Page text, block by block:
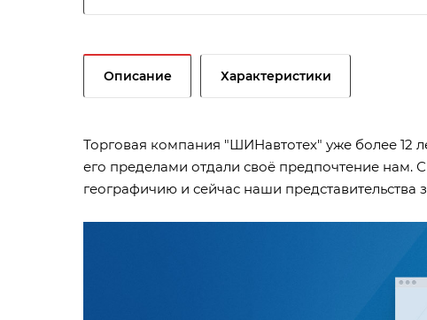
Описание Характеристики
Торговая компания "ШИНавтотех" уже более 12
его пределами отдали своё предпочтение нам.
географичию и сейчас наши